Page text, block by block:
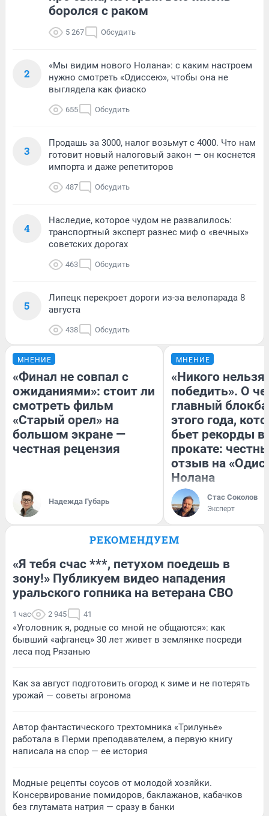
боролся с раком
5 267 Обсудить
2
«Мы видим нового Нолана»: с каким настроем
нужно смотреть «Одиссею», чтобы она не
выглядела как фиаско
655 Обсудить
3
Продашь за 3000, налог возьмут с 4000. Что нам
готовит новый налоговый закон — он коснется
импорта и даже репетиторов
487 Обсудить
4
Наследие, которое чудом не развалилось:
транспортный эксперт разнес миф о «вечных»
советских дорогах
463 Обсудить
5
Липецк перекроет дороги из-за велопарада 8
августа
438 Обсудить
МНЕНИЕ
«Финал не совпал с
ожиданиями»: стоит ли
смотреть фильм
«Старый орел» на
большом экране —
честная рецензия
Надежда Губарь
МНЕНИЕ
«Никого нельзя
победить». О
главный
этого года,
бьет рекорды в
прокате:
отзыв на
Нолана
Стас Соколов
Эксперт
РЕКОМЕНДУЕМ
«Я тебя счас ***, петухом поедешь в
зону!» Публикуем видео нападения
уральского гопника на ветерана СВО
1 час 2 945 41
«Уголовник я, родные со мной не общаются»: как
бывший «афганец» 30 лет живет в землянке посреди
леса под Рязанью
Как за август подготовить огород к зиме и не потерять
урожай — советы агронома
Автор фантастического трехтомника «Трилунье»
работала в Перми преподавателем, а первую книгу
написала на спор — ее история
Модные рецепты соусов от молодой хозяйки.
Консервирование помидоров, баклажанов, кабачков
без глутамата натрия — сразу в банки